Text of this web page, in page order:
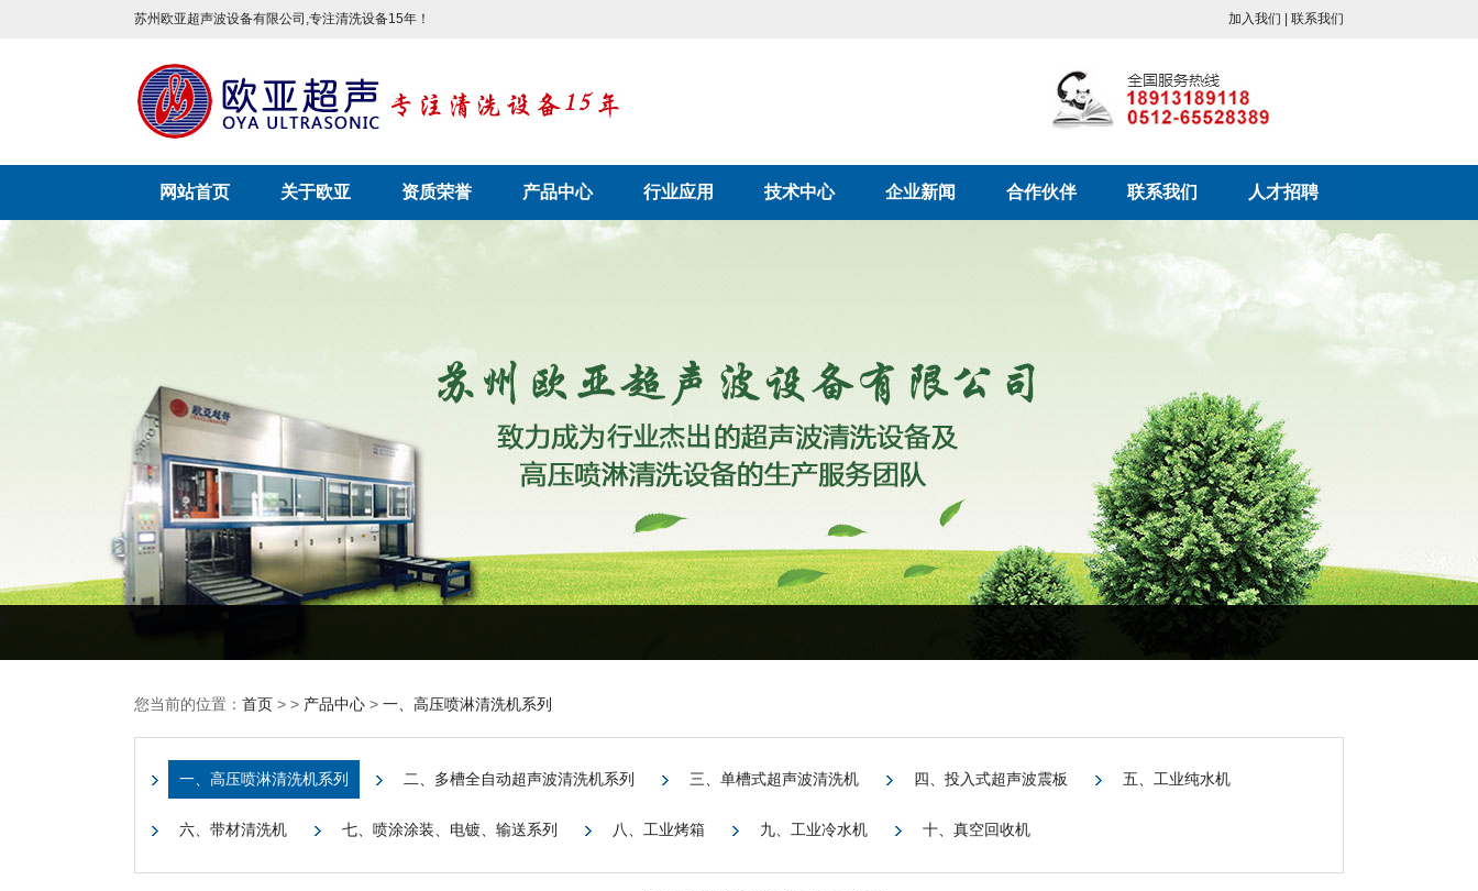
苏州欧亚超声波设备有限公司,专注清洗设备15年！ 加入我们 | 联系我们
网站首页 关于欧亚 资质荣誉 产品中心 行业应用 技术中心 企业新闻 合作伙伴 联系我们 人才招聘
您当前的位置： 首页 > > 产品中心 > 一、高压喷淋清洗机系列
一、高压喷淋清洗机系列 二、多槽全自动超声波清洗机系列 三、单槽式超声波清洗机 四、投入式超声波震板 五、工业纯水机
六、带材清洗机 七、喷涂涂装、电镀、输送系列 八、工业烤箱 九、工业冷水机 十、真空回收机